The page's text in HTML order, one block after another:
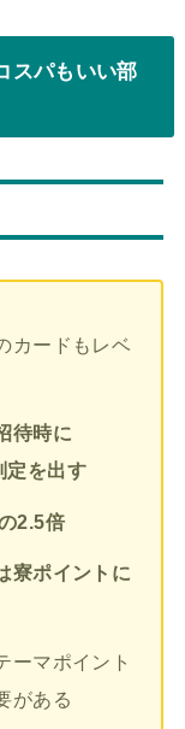
スパもいい部
カードもレベ
待時に
定を出す
2.5倍
寮ポイントに
ーマポイント
がある